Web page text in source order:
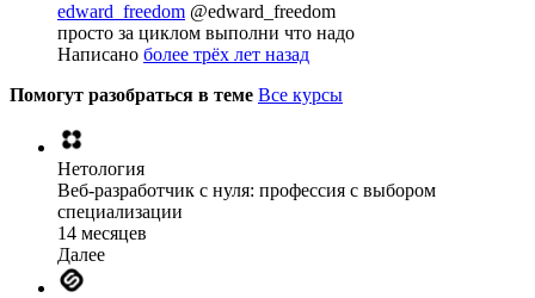
edward_freedom @edward_freedom
просто за циклом выполни что надо
Написано более трёх лет назад
Помогут разобраться в теме Все курсы
Нетология
Веб-разработчик с нуля: профессия с выбором
специализации
14 месяцев
Далее